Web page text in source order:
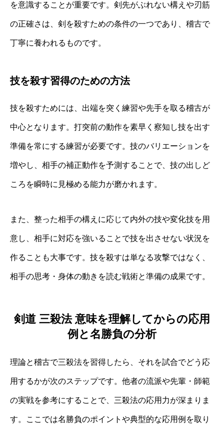
を意識することが重要です。剣先がぶれない構えや刃筋
の正確さは、剣を殺すための条件の一つであり、稽古で
丁寧に養われるものです。
技を殺す習得のための方法
技を殺すためには、出端を突く練習や先手を取る稽古が
中心となります。打突前の動作を素早く察知し技を出す
準備を常にする練習が必要です。技のバリエーションを
増やし、相手の補正動作を予測することで、技の出しど
ころを瞬時に見極める能力が磨かれます。
また、整った相手の構えに応じて内外の技や変化技を用
意し、相手に対応を強いることで技を出させない状況を
作ることも大事です。技を殺すは単なる攻撃ではなく、
相手の思考・身体の動きを読む戦術と準備の成果です。
剣道 三殺法 意味を理解してからの応用
例と名勝負の分析
理論と稽古で三殺法を習得したら、それを試合でどう応
用するかが次のステップです。他者の流派や先輩・師範
の実戦を参考にすることで、三殺法の応用力が深まりま
す。ここでは名勝負のポイントや典型的な応用例を取り